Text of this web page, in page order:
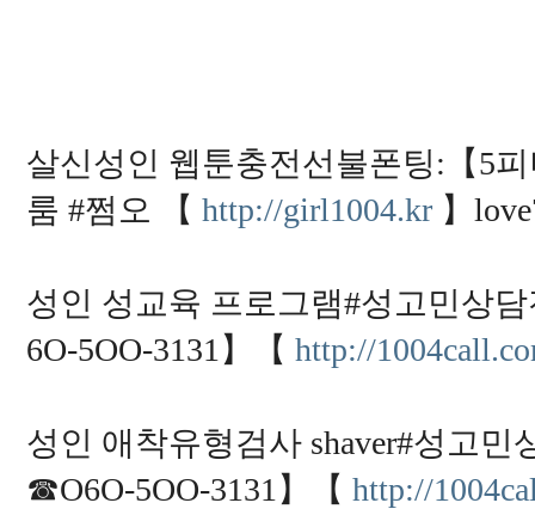
살신성인 웹툰충전선불폰팅:【5
룸 #쩜오 【 http://girl1004.kr 】
성인 성교육 프로그램#성고민상
6O-5OO-3131】【 http://
성인 애착유형검사 shaver#성고
☎O6O-5OO-3131】【 http://